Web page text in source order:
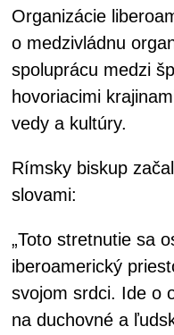
Organizácie
o medzivládnu
spoluprácu medzi
hovoriacimi
vedy a kultúry.
Rímsky biskup
slovami:
„Toto stretnutie sa
iberoamerický
svojom srdci. Ide o
na duchovné a